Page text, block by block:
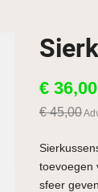
€ 36,00
€45,00
toevoegen
sfeer